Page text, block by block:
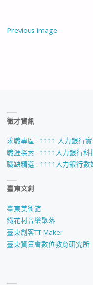
Previous image
徵才資訊
求職專區 : 1111 人力銀行
職涯探索 : 1111人力銀行科
職缺精選 : 1111人力銀行數
臺東文創
臺東美術館
鐵花村音樂聚落
臺東創客TT Maker
臺東資策會數位教育研究所